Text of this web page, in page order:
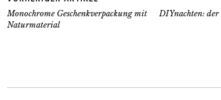
Monochrome Geschenkverpackung mit
Naturmaterial
DIYnachten: der